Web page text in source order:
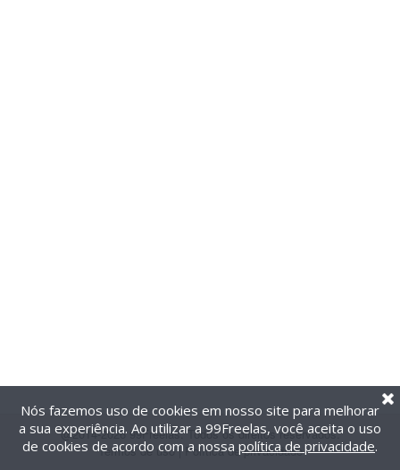
@2014-2026 99Freelas. Todos os direitos reservados.
Termos de uso| Política de privacidade
Nós fazemos uso de cookies em nosso site para melhorar
a sua experiência. Ao utilizar a 99Freelas, você aceita o uso
de cookies de acordo com a nossa política de privacidade.